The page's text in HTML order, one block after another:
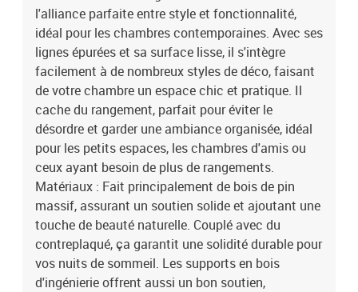
d'ingénierie sont résistantes, et les poignées en cuir artificiel
ajoutent une note chaleureuse et texturée, rendant le lit encore
plus attrayant.Caractéristiques / Fonction / Design : Avec un
design simple mais pratique, le style moderne se distingue par son
minimalisme, ce qui le rend facile à coupler avec divers thèmes de
déco. L'accent est mis sur la praticité sans sacrifier le style.Usages
Recommandés : Ce cadre est fait pour les chambres qui ont besoin
d'une solution élégante et fonctionnelle, surtout dans les
appartements ou pour des chambres d'amis. Il permet de ranger
draps, vêtements ou affaires sans encombrer votre
espace.Entretien & Maintenance : Prendre soin du cadre est
simple. Un coup d'éponge sur les surfaces suffit pour enlever
poussière et taches, assurant qu'il reste aussi joli que le jour de
son installation. Un entretien régulier prolonge sa durée de vie,
gardant en bon état son matériau et sa finition pour des années.
Couleur: Gris bétonMatériau: Bois d'ingénierieDimensions
globales: 190 x 135 x 31,5 cm (L x l x H)Taille de matelas: Lit
l'alliance parfaite entre style et fonctionnalité,
idéal pour les chambres contemporaines. Avec ses
lignes épurées et sa surface lisse, il s'intègre
facilement à de nombreux styles de déco, faisant
de votre chambre un espace chic et pratique. Il
cache du rangement, parfait pour éviter le
désordre et garder une ambiance organisée, idéal
pour les petits espaces, les chambres d'amis ou
ceux ayant besoin de plus de rangements.
Matériaux : Fait principalement de bois de pin
massif, assurant un soutien solide et ajoutant une
touche de beauté naturelle. Couplé avec du
contreplaqué, ça garantit une solidité durable pour
vos nuits de sommeil. Les supports en bois
d'ingénierie offrent aussi un bon soutien,